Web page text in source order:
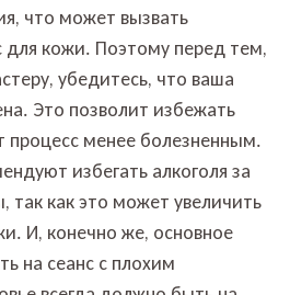
что может вызвать
для кожи. Поэтому перед тем,
убедитесь, что ваша
Это позволит избежать
процесс менее болезненным.
избегать алкоголя за
так как это может увеличить
И, конечно же, основное
на сеанс с плохим